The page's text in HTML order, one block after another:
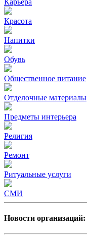
Красота
Напитки
Обувь
Общественное питание
Отделочные материалы
Предметы интерьера
Религия
Ремонт
Ритуальные услуги
СМИ
Новости организаций: